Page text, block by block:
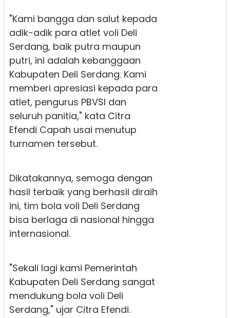
"Kami bangga dan salut kepada
adik-adik para atlet voli Deli
Serdang, baik putra maupun
putri, ini adalah kebanggaan
Kabupaten Deli Serdang. Kami
memberi apresiasi kepada para
atlet, pengurus PBVSI dan
seluruh panitia," kata Citra
Efendi Capah usai menutup
turnamen tersebut.
Dikatakannya, semoga dengan
hasil terbaik yang berhasil diraih
ini, tim bola voli Deli Serdang
bisa berlaga di nasional hingga
internasional.
"Sekali lagi kami Pemerintah
Kabupaten Deli Serdang sangat
mendukung bola voli Deli
Serdang," ujar Citra Efendi.